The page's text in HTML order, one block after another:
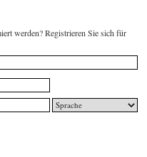
werden? Registrieren Sie sich für